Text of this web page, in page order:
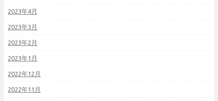
2023年4月
2023年3月
2023年2月
2023年1月
2022年12月
2022年11月